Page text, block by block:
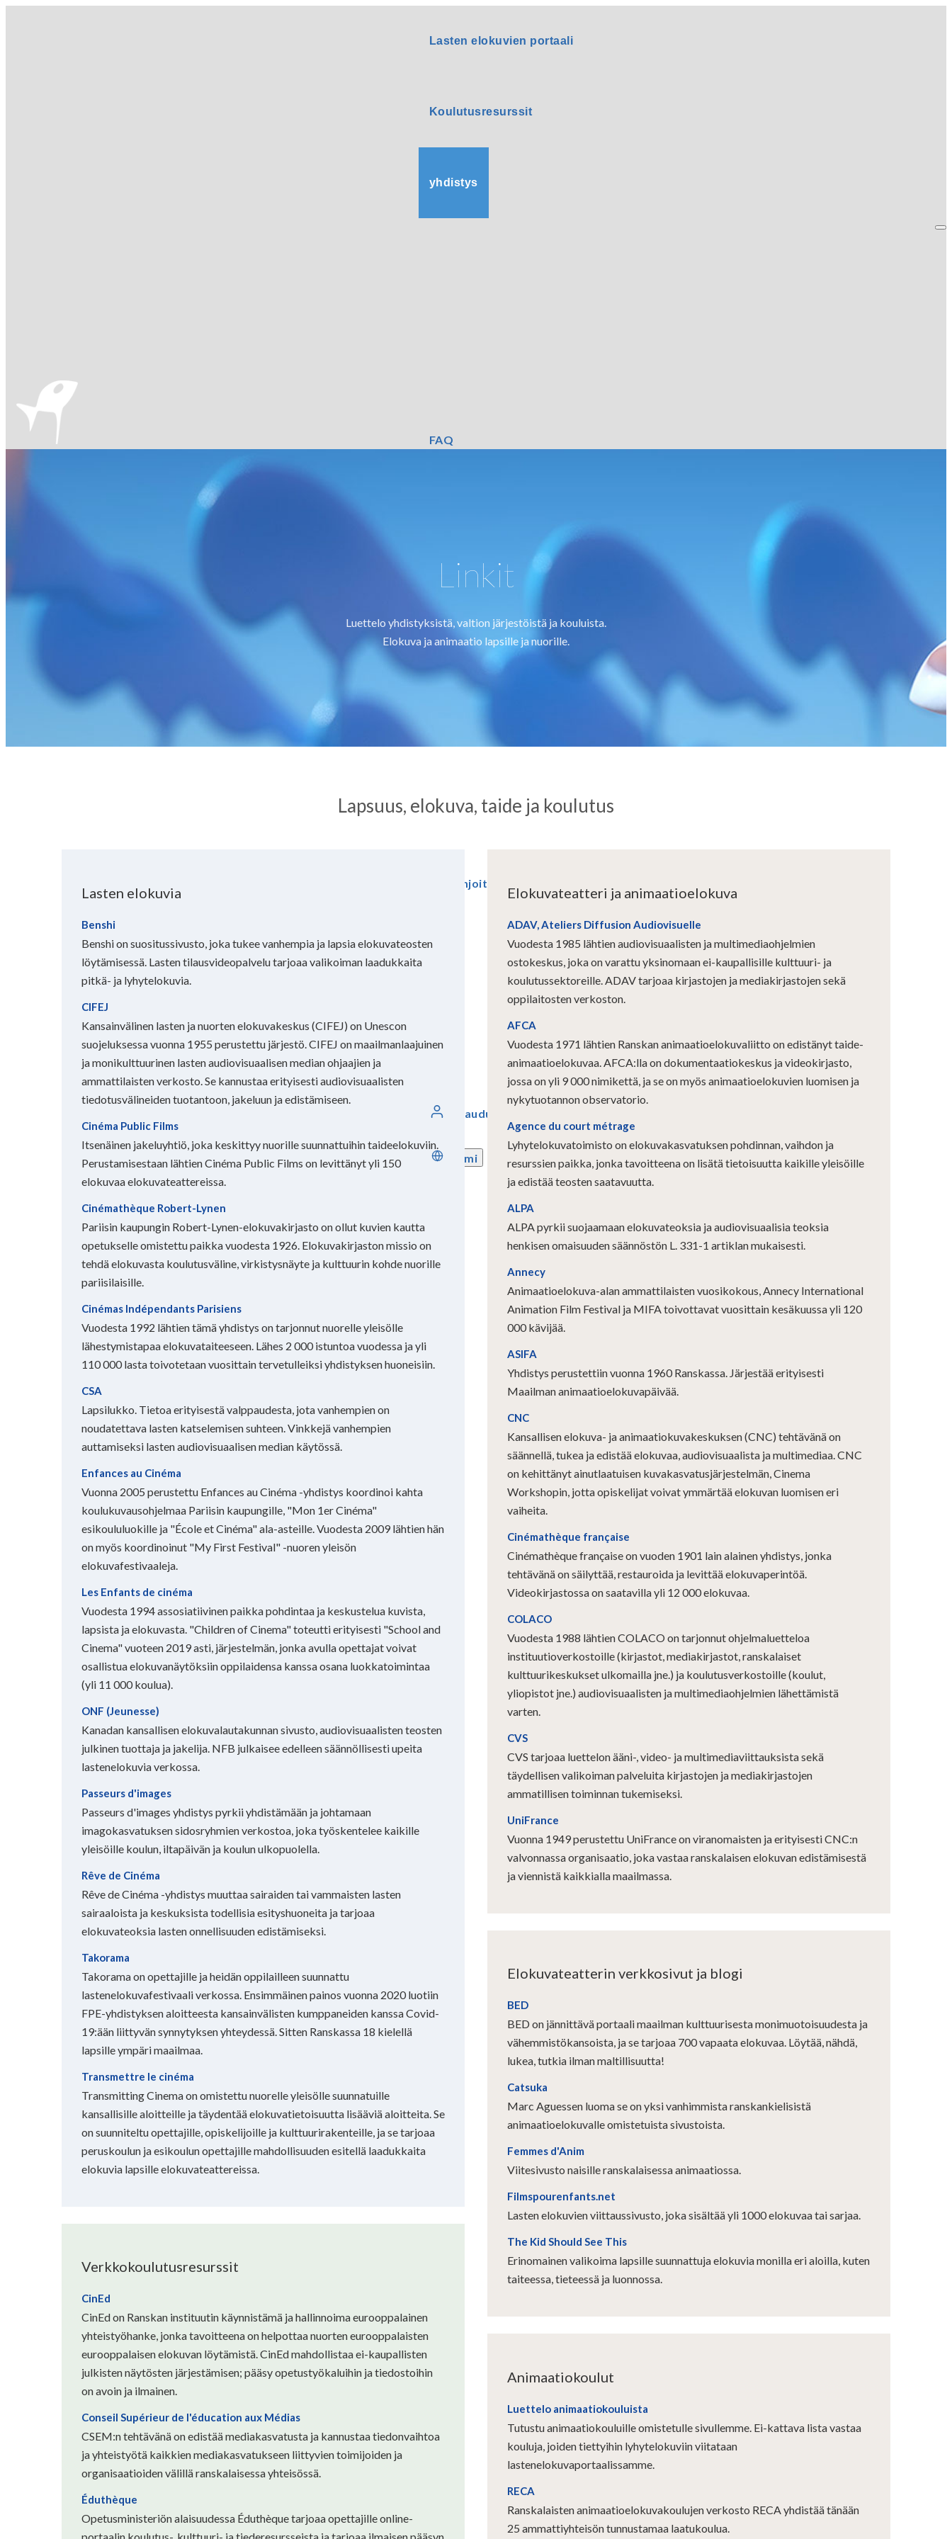
Lasten elokuvien portaali
Koulutusresurssit
yhdistys
FAQ
Tee lahjoitus
Kirjaudu sisään
Suomi
Linkit
Luettelo yhdistyksistä, valtion järjestöistä ja kouluista.
Elokuva ja animaatio lapsille ja nuorille.
Lapsuus, elokuva, taide ja koulutus
Lasten elokuvia
Benshi
Benshi on suositussivusto, joka tukee vanhempia ja lapsia elokuvateosten
löytämisessä. Lasten tilausvideopalvelu tarjoaa valikoiman laadukkaita
pitkä- ja lyhytelokuvia.
CIFEJ
Kansainvälinen lasten ja nuorten elokuvakeskus (CIFEJ) on Unescon
suojeluksessa vuonna 1955 perustettu järjestö. CIFEJ on maailmanlaajuinen
ja monikulttuurinen lasten audiovisuaalisen median ohjaajien ja
ammattilaisten verkosto. Se kannustaa erityisesti audiovisuaalisten
tiedotusvälineiden tuotantoon, jakeluun ja edistämiseen.
Cinéma Public Films
Itsenäinen jakeluyhtiö, joka keskittyy nuorille suunnattuihin taideelokuviin.
Perustamisestaan ​​lähtien Cinéma Public Films on levittänyt yli 150
elokuvaa elokuvateattereissa.
Cinémathèque Robert-Lynen
Pariisin kaupungin Robert-Lynen-elokuvakirjasto on ollut kuvien kautta
opetukselle omistettu paikka vuodesta 1926. Elokuvakirjaston missio on
tehdä elokuvasta koulutusväline, virkistysnäyte ja kulttuurin kohde nuorille
pariisilaisille.
Cinémas Indépendants Parisiens
Vuodesta 1992 lähtien tämä yhdistys on tarjonnut nuorelle yleisölle
lähestymistapaa elokuvataiteeseen. Lähes 2 000 istuntoa vuodessa ja yli
110 000 lasta toivotetaan vuosittain tervetulleiksi yhdistyksen huoneisiin.
CSA
Lapsilukko. Tietoa erityisestä valppaudesta, jota vanhempien on
noudatettava lasten katselemisen suhteen. Vinkkejä vanhempien
auttamiseksi lasten audiovisuaalisen median käytössä.
Enfances au Cinéma
Vuonna 2005 perustettu Enfances au Cinéma -yhdistys koordinoi kahta
koulukuvausohjelmaa Pariisin kaupungille, "Mon 1er Cinéma"
esikoululuokille ja "École et Cinéma" ala-asteille. Vuodesta 2009 lähtien hän
on myös koordinoinut "My First Festival" -nuoren yleisön
elokuvafestivaaleja.
Les Enfants de cinéma
Vuodesta 1994 assosiatiivinen paikka pohdintaa ja keskustelua kuvista,
lapsista ja elokuvasta. "Children of Cinema" toteutti erityisesti "School and
Cinema" vuoteen 2019 asti, järjestelmän, jonka avulla opettajat voivat
osallistua elokuvanäytöksiin oppilaidensa kanssa osana luokkatoimintaa
(yli 11 000 koulua).
ONF (Jeunesse)
Kanadan kansallisen elokuvalautakunnan sivusto, audiovisuaalisten teosten
julkinen tuottaja ja jakelija. NFB julkaisee edelleen säännöllisesti upeita
lastenelokuvia verkossa.
Passeurs d'images
Passeurs d'images yhdistys pyrkii yhdistämään ja johtamaan
imagokasvatuksen sidosryhmien verkostoa, joka työskentelee kaikille
yleisöille koulun, iltapäivän ja koulun ulkopuolella.
Rêve de Cinéma
Rêve de Cinéma -yhdistys muuttaa sairaiden tai vammaisten lasten
sairaaloista ja keskuksista todellisia esityshuoneita ja tarjoaa
elokuvateoksia lasten onnellisuuden edistämiseksi.
Takorama
Takorama on opettajille ja heidän oppilailleen suunnattu
lastenelokuvafestivaali verkossa. Ensimmäinen painos vuonna 2020 luotiin
FPE-yhdistyksen aloitteesta kansainvälisten kumppaneiden kanssa Covid-
19:ään liittyvän synnytyksen yhteydessä. Sitten Ranskassa 18 kielellä
lapsille ympäri maailmaa.
Transmettre le cinéma
Transmitting Cinema on omistettu nuorelle yleisölle suunnatuille
kansallisille aloitteille ja täydentää elokuvatietoisuutta lisääviä aloitteita. Se
on suunniteltu opettajille, opiskelijoille ja kulttuurirakenteille, ja se tarjoaa
peruskoulun ja esikoulun opettajille mahdollisuuden esitellä laadukkaita
elokuvia lapsille elokuvateattereissa.
Verkkokoulutusresurssit
CinEd
CinEd on Ranskan instituutin käynnistämä ja hallinnoima eurooppalainen
yhteistyöhanke, jonka tavoitteena on helpottaa nuorten eurooppalaisten
eurooppalaisen elokuvan löytämistä. CinEd mahdollistaa ei-kaupallisten
julkisten näytösten järjestämisen; pääsy opetustyökaluihin ja tiedostoihin
on avoin ja ilmainen.
Conseil Supérieur de l'éducation aux Médias
CSEM:n tehtävänä on edistää mediakasvatusta ja kannustaa tiedonvaihtoa
ja yhteistyötä kaikkien mediakasvatukseen liittyvien toimijoiden ja
organisaatioiden välillä ranskalaisessa yhteisössä.
Éduthèque
Opetusministeriön alaisuudessa Éduthèque tarjoaa opettajille online-
Elokuvateatteri ja animaatioelokuva
ADAV, Ateliers Diffusion Audiovisuelle
Vuodesta 1985 lähtien audiovisuaalisten ja multimediaohjelmien
ostokeskus, joka on varattu yksinomaan ei-kaupallisille kulttuuri- ja
koulutussektoreille. ADAV tarjoaa kirjastojen ja mediakirjastojen sekä
oppilaitosten verkoston.
AFCA
Vuodesta 1971 lähtien Ranskan animaatioelokuvaliitto on edistänyt taide-
animaatioelokuvaa. AFCA:lla on dokumentaatiokeskus ja videokirjasto,
jossa on yli 9 000 nimikettä, ja se on myös animaatioelokuvien luomisen ja
nykytuotannon observatorio.
Agence du court métrage
Lyhytelokuvatoimisto on elokuvakasvatuksen pohdinnan, vaihdon ja
resurssien paikka, jonka tavoitteena on lisätä tietoisuutta kaikille yleisöille
ja edistää teosten saatavuutta.
ALPA
ALPA pyrkii suojaamaan elokuvateoksia ja audiovisuaalisia teoksia
henkisen omaisuuden säännöstön L. 331-1 artiklan mukaisesti.
Annecy
Animaatioelokuva-alan ammattilaisten vuosikokous, Annecy International
Animation Film Festival ja MIFA toivottavat vuosittain kesäkuussa yli 120
000 kävijää.
ASIFA
Yhdistys perustettiin vuonna 1960 Ranskassa. Järjestää erityisesti
Maailman animaatioelokuvapäivää.
CNC
Kansallisen elokuva- ja animaatiokuvakeskuksen (CNC) tehtävänä on
säännellä, tukea ja edistää elokuvaa, audiovisuaalista ja multimediaa. CNC
on kehittänyt ainutlaatuisen kuvakasvatusjärjestelmän, Cinema
Workshopin, jotta opiskelijat voivat ymmärtää elokuvan luomisen eri
vaiheita.
Cinémathèque française
Cinémathèque française on vuoden 1901 lain alainen yhdistys, jonka
tehtävänä on säilyttää, restauroida ja levittää elokuvaperintöä.
Videokirjastossa on saatavilla yli 12 000 elokuvaa.
COLACO
Vuodesta 1988 lähtien COLACO on tarjonnut ohjelmaluetteloa
instituutioverkostoille (kirjastot, mediakirjastot, ranskalaiset
kulttuurikeskukset ulkomailla jne.) ja koulutusverkostoille (koulut,
yliopistot jne.) audiovisuaalisten ja multimediaohjelmien lähettämistä
varten.
CVS
CVS tarjoaa luettelon ääni-, video- ja multimediaviittauksista sekä
täydellisen valikoiman palveluita kirjastojen ja mediakirjastojen
ammatillisen toiminnan tukemiseksi.
UniFrance
Vuonna 1949 perustettu UniFrance on viranomaisten ja erityisesti CNC:n
valvonnassa organisaatio, joka vastaa ranskalaisen elokuvan edistämisestä
ja viennistä kaikkialla maailmassa.
Elokuvateatterin verkkosivut ja blogi
BED
BED on jännittävä portaali maailman kulttuurisesta monimuotoisuudesta ja
vähemmistökansoista, ja se tarjoaa 700 vapaata elokuvaa. Löytää, nähdä,
lukea, tutkia ilman maltillisuutta!
Catsuka
Marc Aguessen luoma se on yksi vanhimmista ranskankielisistä
animaatioelokuvalle omistetuista sivustoista.
Femmes d'Anim
Viitesivusto naisille ranskalaisessa animaatiossa.
Filmspourenfants.net
Lasten elokuvien viittaussivusto, joka sisältää yli 1000 elokuvaa tai sarjaa.
The Kid Should See This
Erinomainen valikoima lapsille suunnattuja elokuvia monilla eri aloilla, kuten
taiteessa, tieteessä ja luonnossa.
Animaatiokoulut
Luettelo animaatiokouluista
Tutustu animaatiokouluille omistetulle sivullemme. Ei-kattava lista vastaa
kouluja, joiden tiettyihin lyhytelokuviin viitataan
lastenelokuvaportaalissamme.
RECA
Ranskalaisten animaatioelokuvakoulujen verkosto RECA yhdistää tänään
25 ammattiyhteisön tunnustamaa laatukoulua.